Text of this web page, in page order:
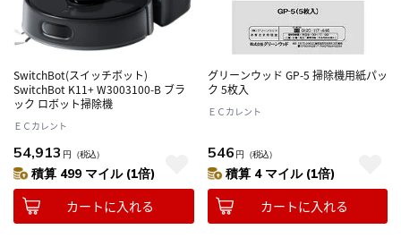
SwitchBot(スイッチボット)
SwitchBot K11+ W3003100-B ブラ
ック ロボット掃除機
ＥＣカレント
54,913 円 （税込）
積算 499 マイル (1倍)
カートに入れる
グリーンウッド GP-5 掃除機用紙パッ
ク 5枚入
ＥＣカレント
546 円 （税込）
積算 4 マイル (1倍)
カートに入れる